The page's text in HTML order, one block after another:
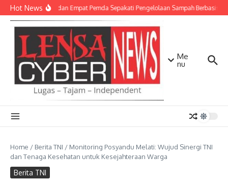
Lewati ke konten
Hot NewsTNI AD dan Empat Pemda Sepakati Pengelolaan Sampah Berbasis
Me
nu
Home / Berita TNI / Monitoring Posyandu Melati: Wujud Sinergi TNI
dan Tenaga Kesehatan untuk Kesejahteraan Warga
Berita TNI